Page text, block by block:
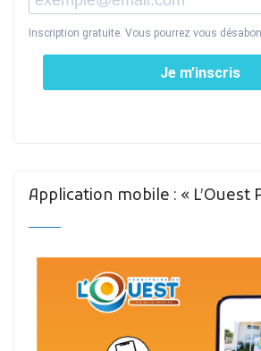
Inscription gratuite. Vous pourrez vous
Je m’inscris
Application mobile : « L’Ouest